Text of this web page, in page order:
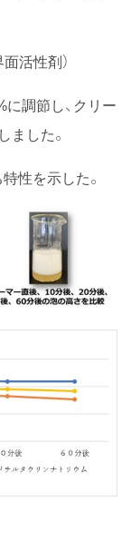
活性剤）
に調節し、クリー
ました。
性を示した。